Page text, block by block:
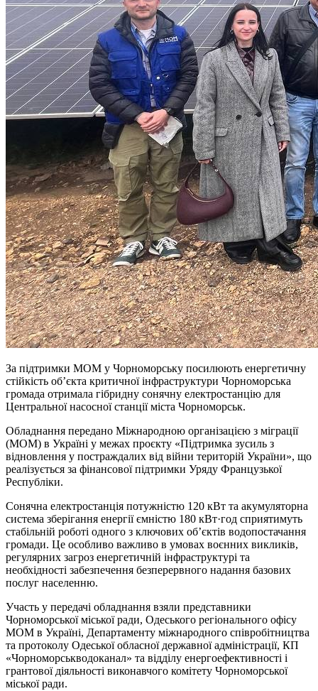
За підтримки МОМ у Чорноморську посилюють енергетичну
стійкість об’єкта критичної інфраструктури Чорноморська
громада отримала гібридну сонячну електростанцію для
Центральної насосної станції міста Чорноморськ.
Обладнання передано Міжнародною організацією з міграції
(МОМ) в Україні у межах проєкту «Підтримка зусиль з
відновлення у постраждалих від війни територій України», що
реалізується за фінансової підтримки Уряду Французької
Республіки.
Сонячна електростанція потужністю 120 кВт та акумуляторна
система зберігання енергії ємністю 180 кВт·год сприятимуть
стабільній роботі одного з ключових об’єктів водопостачання
громади. Це особливо важливо в умовах воєнних викликів,
регулярних загроз енергетичній інфраструктурі та
необхідності забезпечення безперервного надання базових
послуг населенню.
Участь у передачі обладнання взяли представники
Чорноморської міської ради, Одеського регіонального офісу
МОМ в Україні, Департаменту міжнародного співробітництва
та протоколу Одеської обласної державної адміністрації, КП
«Чорноморськводоканал» та відділу енергоефективності і
грантової діяльності виконавчого комітету Чорноморської
міської ради.